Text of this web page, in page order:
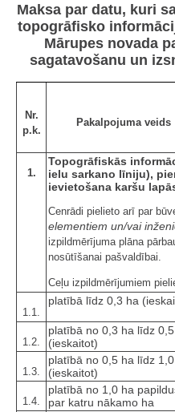
Maksa par datu, kuri
topogrāfisko
Mārupes novada
sagatavošanu un
Nr.
p.k.
Pakalpojuma veids
1.
Topogrāfiskās
ielu sarkano līniju),
ievietošana karšu
Cenrādi pielieto arī par
elementiem un/vai
izpildmērījuma plāna
nosūtīšanai pašvaldībai.
Ceļu izpildmērījumiem
1.1.
platībā līdz 0,3 ha
1.2.
platībā no 0,3 ha līdz
(ieskaitot)
1.3.
platībā no 0,5 ha līdz
(ieskaitot)
1.4.
platībā no 1,0 ha
par katru nākamo ha